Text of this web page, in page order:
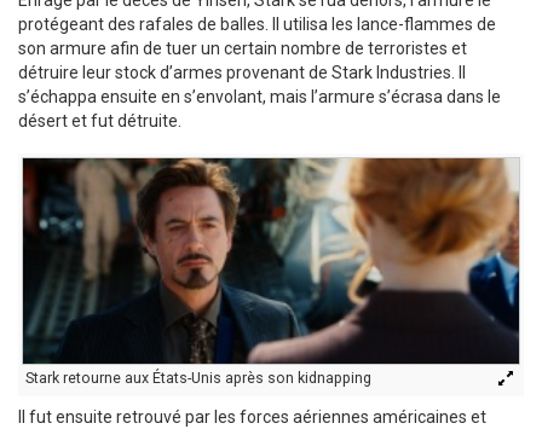
protégeant des rafales de balles. Il utilisa les lance-flammes de
son armure afin de tuer un certain nombre de terroristes et
détruire leur stock d’armes provenant de Stark Industries. Il
s’échappa ensuite en s’envolant, mais l’armure s’écrasa dans le
désert et fut détruite.
Stark retourne aux États-Unis après son kidnapping
Il fut ensuite retrouvé par les forces aériennes américaines et